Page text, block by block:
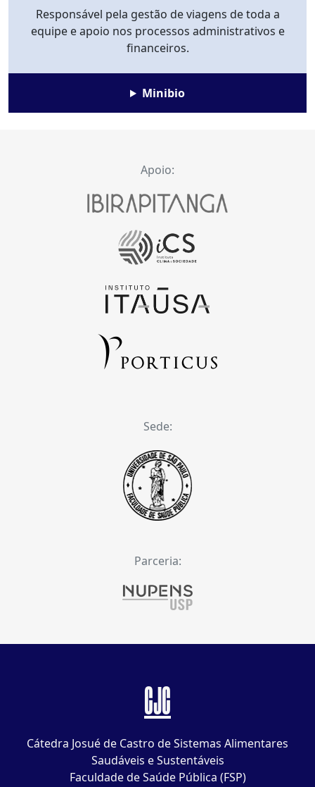
Responsável pela gestão de viagens de toda a
equipe e apoio nos processos administrativos e
financeiros.
Minibio
Apoio:
Sede:
Parceria:
CJC
Cátedra Josué de Castro de Sistemas Alimentares
Saudáveis e Sustentáveis
Faculdade de Saúde Pública (FSP)